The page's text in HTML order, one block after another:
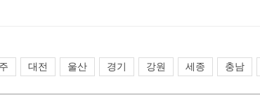
대전 울산 경기 강원 세종 충남